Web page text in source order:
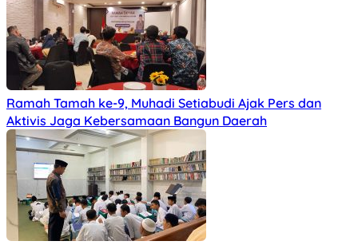
Ramah Tamah ke-9, Muhadi Setiabudi Ajak Pers dan
Aktivis Jaga Kebersamaan Bangun Daerah